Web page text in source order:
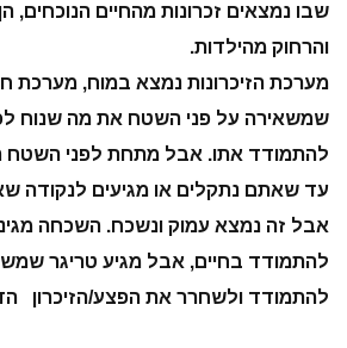
שבו נמצאים זכרונות מהחיים הנוכחים, הן
והרחוק מהילדות.
מערכת הזיכרונות נמצא במוח, מערכת
שמשאירה על פני השטח את מה שנוח
להתמודד אתו. אבל מתחת לפני השטח
עד שאתם נתקלים או מגיעים לנקודה
אבל זה נמצא עמוק ונשכח. השכחה
להתמודד בחיים, אבל מגיע טריגר
להתמודד ולשחרר את הפצע/הזיכרון